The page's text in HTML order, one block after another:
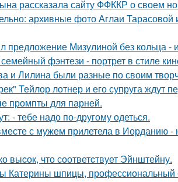
рассказала сайту ФФККР о своем
архивные фото Аглаи
предложение Мизулиной без кольца -
фэнтези - портрет в стиле
и Лилина были разные по своим
Тейлор лотнер и его супруга ждут
промпты для парней.
- тебе надо по-другому одеться.
с мужем прилетела в Иорданию
выcок, что соответcтвует Эйнштейну.
Катерины шпицы,